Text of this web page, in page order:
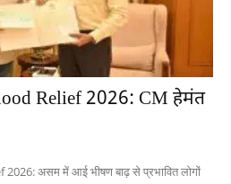
Relief 2026: CM हेमंत
असम में आई भीषण बाढ़ से प्रभावित लोगों